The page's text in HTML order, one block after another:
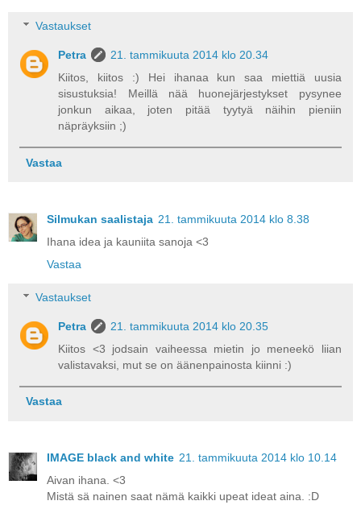
Vastaukset
Petra
21. tammikuuta 2014 klo 20.34
Kiitos, kiitos :) Hei ihanaa kun saa miettiä uusia
sisustuksia! Meillä nää huonejärjestykset pysynee
jonkun aikaa, joten pitää tyytyä näihin pieniin
näpräyksiin ;)
Vastaa
Silmukan saalistaja 21. tammikuuta 2014 klo 8.38
Ihana idea ja kauniita sanoja <3
Vastaa
Vastaukset
Petra
21. tammikuuta 2014 klo 20.35
Kiitos <3 jodsain vaiheessa mietin jo meneekö liian
valistavaksi, mut se on äänenpainosta kiinni :)
Vastaa
IMAGE black and white 21. tammikuuta 2014 klo 10.14
Aivan ihana. <3
Mistä sä nainen saat nämä kaikki upeat ideat aina. :D